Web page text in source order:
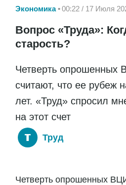
Экономика 00:22 / 17 Июля
Вопрос «Труда»:
старость?
Четверть
считают, что ее рубеж
лет. «Труд» спросил
на этот счет
Труд
Четверть опрошенных